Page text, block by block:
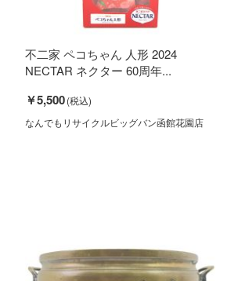
不二家 ペコちゃん 人形 2024
NECTAR ネクター 60周年...
￥5,500
なんでもリサイクルビッグバン函館花園店